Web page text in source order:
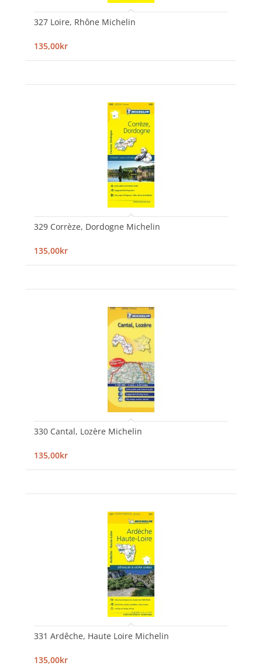
327 Loire, Rhône Michelin
135,00kr
329 Corrèze, Dordogne Michelin
135,00kr
330 Cantal, Lozère Michelin
135,00kr
331 Ardêche, Haute Loire Michelin
135,00kr